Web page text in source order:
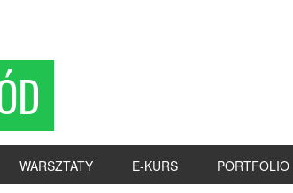
WARSZTATY E-KURS PORTFOLIO